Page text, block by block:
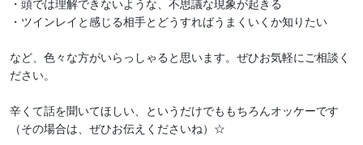
・頭では理解できないような、不思議な現象が起きる
・ツインレイと感じる相手とどうすればうまくいくか知りたい
など、色々な方がいらっしゃると思います。ぜひお気軽にご相談く
ださい。
辛くて話を聞いてほしい、というだけでももちろんオッケーです
（その場合は、ぜひお伝えくださいね）☆